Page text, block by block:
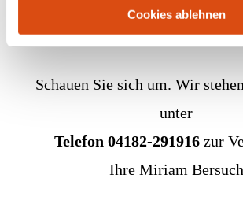
Cookies ablehnen
Schauen Sie sich um. Wir
unter
Telefon 04182-291916zur
Ihre Miriam Bersuch